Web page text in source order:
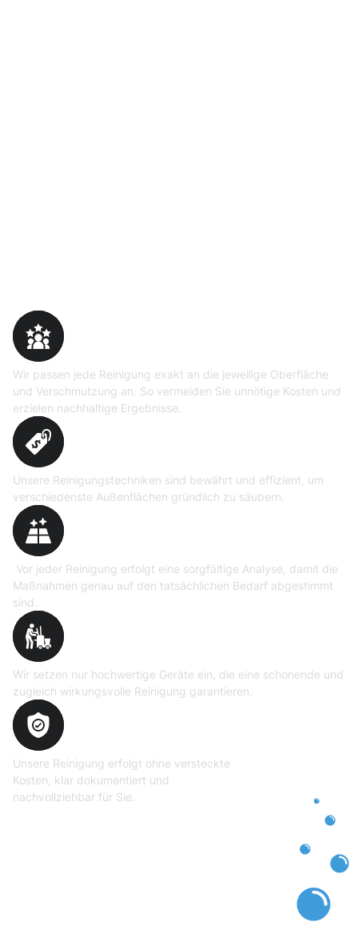
Wir passen jede Reinigung exakt an die jeweilige Oberfläche
und Verschmutzung an. So vermeiden Sie unnötige Kosten und
erzielen nachhaltige Ergebnisse.
Unsere Reinigungstechniken sind bewährt und effizient, um
verschiedenste Außenflächen gründlich zu säubern.
Vor jeder Reinigung erfolgt eine sorgfältige Analyse, damit die
Maßnahmen genau auf den tatsächlichen Bedarf abgestimmt
sind.
Wir setzen nur hochwertige Geräte ein, die eine schonende und
zugleich wirkungsvolle Reinigung garantieren.
Unsere Reinigung erfolgt ohne versteckte
Kosten, klar dokumentiert und
nachvollziehbar für Sie.